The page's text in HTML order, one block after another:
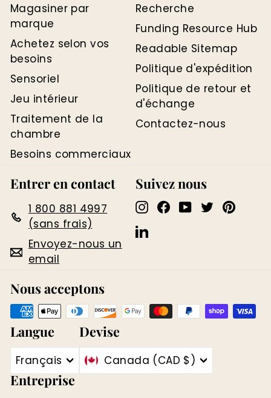
Magasiner par
marque
Achetez selon vos
besoins
Sensoriel
Jeu intérieur
Traitement de la
chambre
Besoins commerciaux
Recherche
Funding Resource Hub
Readable Sitemap
Politique d'expédition
Politique de retour et
d'échange
Contactez-nous
Entrer en contact
1 800 881 4997
(sans frais)
Envoyez-nous un
email
Suivez nous
Instagram
Facebook
YouTube
Twitter
LinkedIn
Nous acceptons
Langue
Français
Devise
Canada (CAD $)
Entreprise